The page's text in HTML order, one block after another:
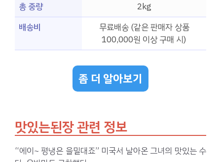
총 중량
2kg
배송비
무료배송 (같은 판매자 상품
100,000원 이상 구매 시)
좀 더 알아보기
맛있는된장 관련 정보
“에이~ 평냉은 을밀대죠” 미국서 날아온 그녀의 맛있는 수